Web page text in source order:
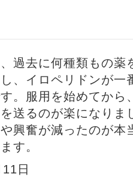
過去に何種類もの薬
、イロペリドンが一
。服用を始めてから
送るのが楽になりま
興奮が減ったのが本
す。
日